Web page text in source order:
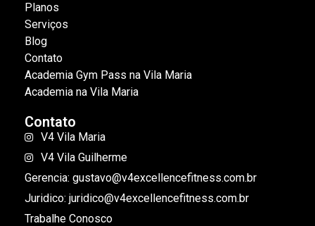
Planos
Serviços
Blog
Contato
Academia Gym Pass na Vila Maria
Academia na Vila Maria
Contato
V4 Vila Maria
V4 Vila Guilherme
Gerencia: gustavo@v4excellencefitness.com.br
Juridico: juridico@v4excellencefitness.com.br
Trabalhe Conosco